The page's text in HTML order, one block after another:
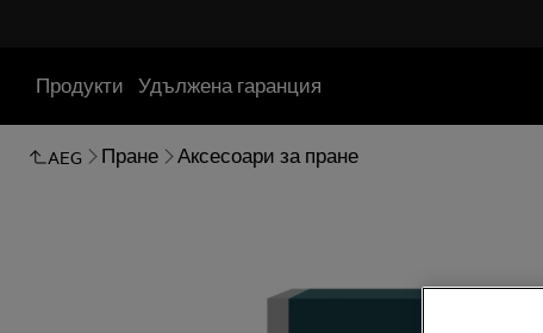
Продукти Удължена гаранция
AEG Пране Аксесоари за пране